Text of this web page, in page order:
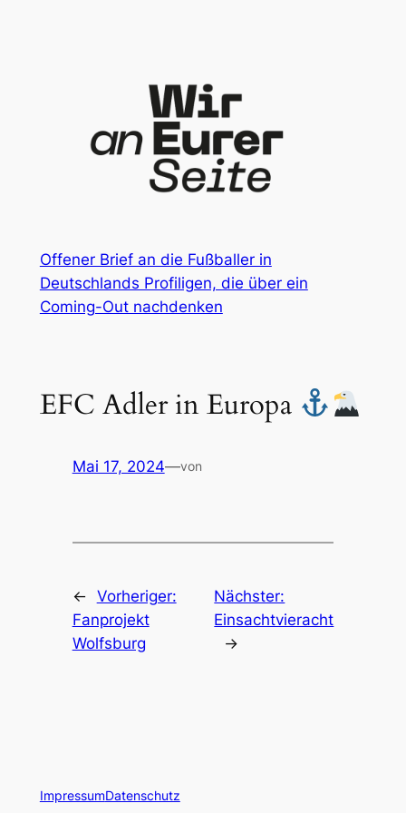
Offener Brief an die Fußballer in
Deutschlands Profiligen, die über ein
Coming-Out nachdenken
EFC Adler in Europa
Mai 17, 2024—von
← Vorheriger:
Fanprojekt
Wolfsburg
Nächster:
Einsachtvieracht
→
ImpressumDatenschutz